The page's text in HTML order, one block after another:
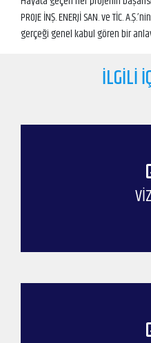
PROJE İNŞ. ENERJİ SAN. ve TİC.
gerçeği genel kabul gören bir
İLGILI